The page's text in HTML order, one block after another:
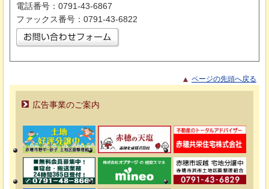
電話番号：0791-43-6867
ファックス番号：0791-43-6822
ページの先頭へ戻る
広告事業のご案内